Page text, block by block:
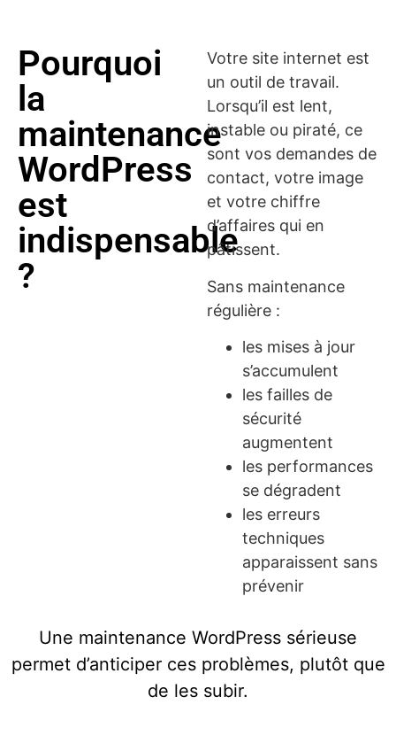
Pourquoi
la
maintenance
WordPress
est
indispensable
?
Votre site internet est
un outil de travail.
Lorsqu’il est lent,
instable ou piraté, ce
sont vos demandes de
contact, votre image
et votre chiffre
d’affaires qui en
pâtissent.
Sans maintenance
régulière :
les mises à jour
s’accumulent
les failles de
sécurité
augmentent
les performances
se dégradent
les erreurs
techniques
apparaissent sans
prévenir
Une maintenance WordPress sérieuse
permet d’anticiper ces problèmes, plutôt que
de les subir.